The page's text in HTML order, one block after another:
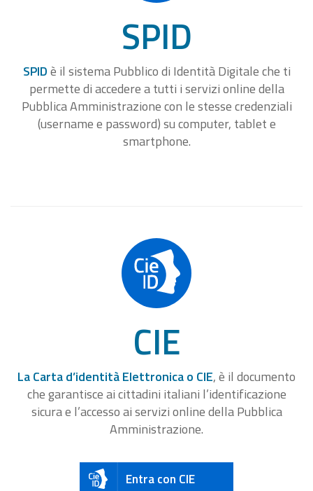
SPID
SPIDè il sistema Pubblico di Identità Digitale che ti
permette di accedere a tutti i servizi online della
Pubblica Amministrazione con le stesse credenziali
(username e password) su computer, tablet e
smartphone.
CIE
La Carta d’identità Elettronica o CIE, è il documento
che garantisce ai cittadini italiani l’identificazione
sicura e l’accesso ai servizi online della Pubblica
Amministrazione.
Entra con CIE